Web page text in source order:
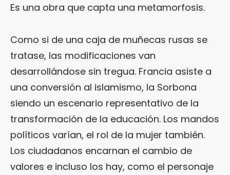
Es una obra que capta una metamorfosis.
Como si de una caja de muñecas rusas se
tratase, las modificaciones van
desarrollándose sin tregua. Francia asiste a
una conversión al islamismo, la Sorbona
siendo un escenario representativo de la
transformación de la educación. Los mandos
políticos varían, el rol de la mujer también.
Los ciudadanos encarnan el cambio de
valores e incluso los hay, como el personaje